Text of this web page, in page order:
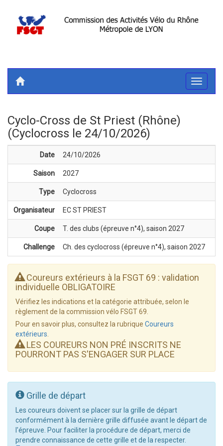
Toggle
Cyclo-Cross de St Priest (Rhône)
(Cyclocross le 24/10/2026)
Date 24/10/2026
Saison 2027
Type Cyclocross
Organisateur EC ST PRIEST
Coupe T. des clubs (épreuve n°4), saison 2027
Challenge Ch. des cyclocross (épreuve n°4), saison 2027
Coureurs extérieurs à la FSGT 69 : validation
individuelle OBLIGATOIRE
Vérifiez les indications et la catégorie attribuée, selon le
règlement de la commission vélo FSGT 69.
Pour en savoir plus, consultez la rubrique Coureurs
extérieurs
LES COUREURS NON PRÉ INSCRITS NE
POURRONT PAS S'ENGAGER SUR PLACE
Grille de départ
Les coureurs doivent se placer sur la grille de départ
conformément à la dernière grille diffusée avant le départ de
l'épreuve. Pour faciliter la procédure de départ, merci de
prendre connaissance de cette grille et de la respecter.